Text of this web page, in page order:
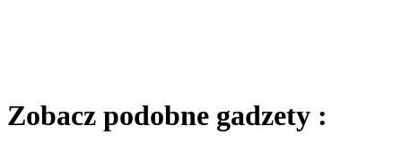
Zobacz podobne gadzety :